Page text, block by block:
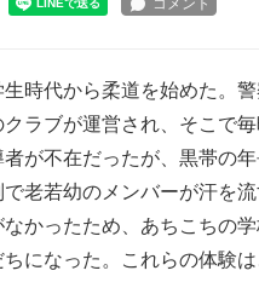
時代から柔道を始めた。
クラブが運営され、そこで毎
が不在だったが、黒帯の
で老若幼のメンバーが汗を
かったため、あちこちの
ちになった。これらの体験